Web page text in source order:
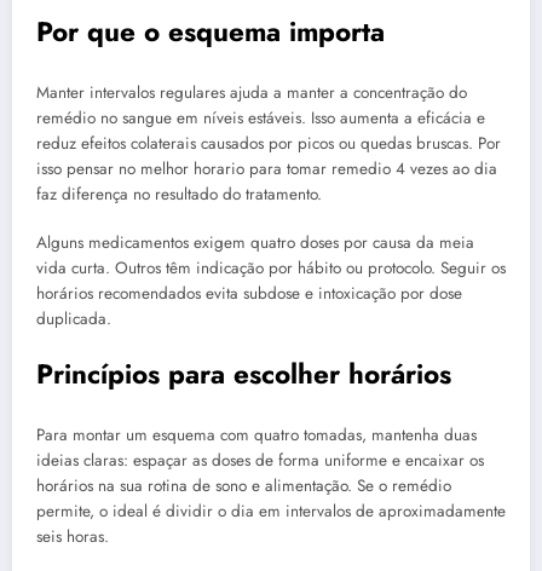
Por que o esquema importa
Manter intervalos regulares ajuda a manter a concentração do
remédio no sangue em níveis estáveis. Isso aumenta a eficácia e
reduz efeitos colaterais causados por picos ou quedas bruscas. Por
isso pensar no melhor horario para tomar remedio 4 vezes ao dia
faz diferença no resultado do tratamento.
Alguns medicamentos exigem quatro doses por causa da meia
vida curta. Outros têm indicação por hábito ou protocolo. Seguir os
horários recomendados evita subdose e intoxicação por dose
duplicada.
Princípios para escolher horários
Para montar um esquema com quatro tomadas, mantenha duas
ideias claras: espaçar as doses de forma uniforme e encaixar os
horários na sua rotina de sono e alimentação. Se o remédio
permite, o ideal é dividir o dia em intervalos de aproximadamente
seis horas.